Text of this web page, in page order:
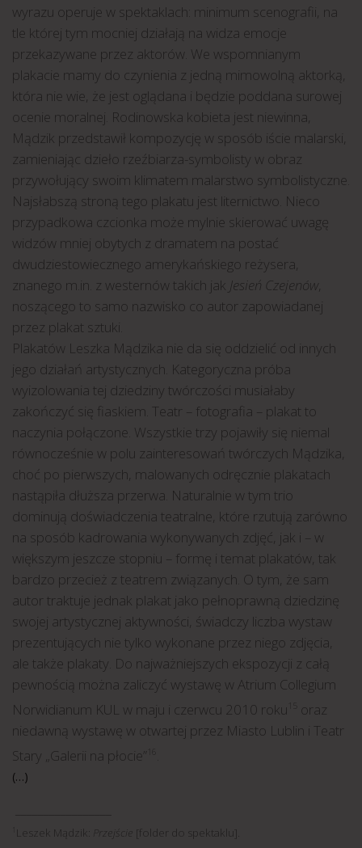
wyrazu operuje w spektaklach: minimum scenografii, na
tle której tym mocniej działają na widza emocje
przekazywane przez aktorów. We wspomnianym
plakacie mamy do czynienia z jedną mimowolną aktorką,
która nie wie, że jest oglądana i będzie poddana surowej
ocenie moralnej. Rodinowska kobieta jest niewinna,
Mądzik przedstawił kompozycję w sposób iście malarski,
zamieniając dzieło rzeźbiarza-symbolisty w obraz
przywołujący swoim klimatem malarstwo symbolistyczne.
Najsłabszą stroną tego plakatu jest liternictwo. Nieco
przypadkowa czcionka może mylnie skierować uwagę
widzów mniej obytych z dramatem na postać
dwudziestowiecznego amerykańskiego reżysera,
znanego m.in. z westernów takich jak Jesień Czejenów
noszącego to samo nazwisko co autor zapowiadanej
przez plakat sztuki.
Plakatów Leszka Mądzika nie da się oddzielić od innych
jego działań artystycznych. Kategoryczna próba
wyizolowania tej dziedziny twórczości musiałaby
zakończyć się fiaskiem. Teatr – fotografia – plakat to
naczynia połączone. Wszystkie trzy pojawiły się niemal
równocześnie w polu zainteresowań twórczych Mądzika,
choć po pierwszych, malowanych odręcznie plakatach
nastąpiła dłuższa przerwa. Naturalnie w tym trio
dominują doświadczenia teatralne, które rzutują zarówno
na sposób kadrowania wykonywanych zdjęć, jak i – w
większym jeszcze stopniu – formę i temat plakatów, tak
bardzo przecież z teatrem związanych. O tym, że sam
autor traktuje jednak plakat jako pełnoprawną dziedzinę
swojej artystycznej aktywności, świadczy liczba wystaw
prezentujących nie tylko wykonane przez niego zdjęcia,
ale także plakaty. Do najważniejszych ekspozycji z całą
pewnością można zaliczyć wystawę w Atrium Collegium
Norwidianum KUL w maju i czerwcu 2010 roku
oraz
niedawną wystawę w otwartej przez Miasto Lublin i Teatr
Stary „Galerii na płocie”
(…)
Leszek Mądzik: Przejście [folder do spektaklu].